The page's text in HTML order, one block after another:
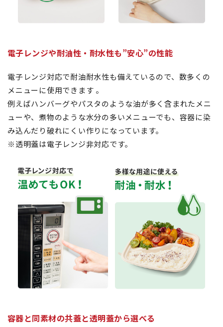
電子レンジや耐油性・耐水性も”安心”の性能
電子レンジ対応で耐油耐水性も備えているので、数多くの
メニューに使用できます 。
例えばハンバーグやパスタのような油が多く含まれたメニ
ューや、煮物のような水分の多いメニューでも、容器に染
み込んだり破れにくい作りになっています。
※透明蓋は電子レンジ非対応です。
容器と同素材の共蓋と透明蓋から選べる